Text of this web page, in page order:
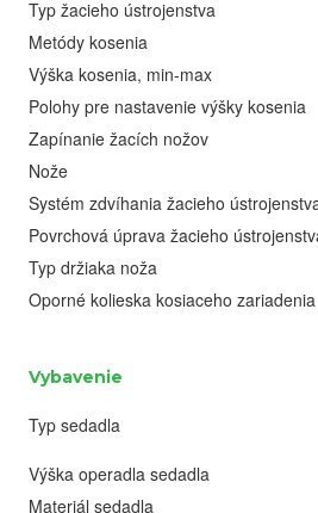
Typ žacieho ústrojenstva
Metódy kosenia
Výška kosenia, min-max
Polohy pre nastavenie výšky kosenia
Zapínanie žacích nožov
Nože
Systém zdvíhania žacieho
Povrchová úprava žacieho
Typ držiaka noža
Oporné kolieska kosiaceho zariadenia
Vybavenie
Typ sedadla
Výška operadla sedadla
Materiál sedadla